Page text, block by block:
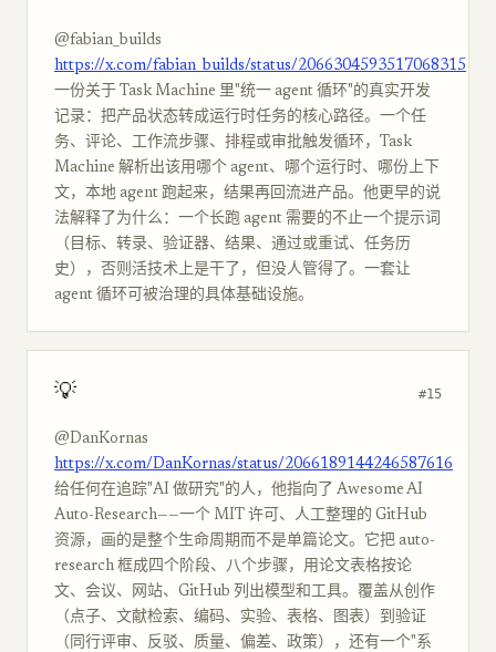
@fabian_builds
https://x.com/fabian_builds/status/2066304593517068315
一份关于 Task Machine 里"统一 agent 循环"的真实开发
记录：把产品状态转成运行时任务的核心路径。一个任
务、评论、工作流步骤、排程或审批触发循环，Task
Machine 解析出该用哪个 agent、哪个运行时、哪份上下
文，本地 agent 跑起来，结果再回流进产品。他更早的说
法解释了为什么：一个长跑 agent 需要的不止一个提示词
（目标、转录、验证器、结果、通过或重试、任务历
史），否则活技术上是干了，但没人管得了。一套让
agent 循环可被治理的具体基础设施。
💡 #15
@DanKornas
https://x.com/DanKornas/status/2066189144246587616
给任何在追踪"AI 做研究"的人，他指向了 Awesome AI
Auto-Research——一个 MIT 许可、人工整理的 GitHub
资源，画的是整个生命周期而不是单篇论文。它把 auto-
research 框成四个阶段、八个步骤，用论文表格按论
文、会议、网站、GitHub 列出模型和工具。覆盖从创作
（点子、文献检索、编码、实验、表格、图表）到验证
（同行评审、反驳、质量、偏差、政策），还有一个"系